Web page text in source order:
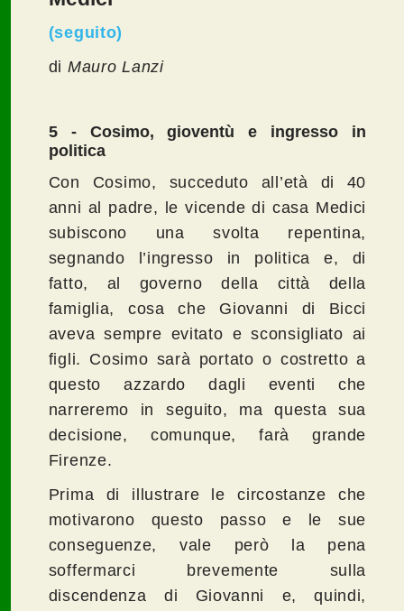
(seguito)
di Mauro Lanzi
5 - Cosimo, gioventù e ingresso in
politica
Con Cosimo, succeduto all’età di 40
anni al padre, le vicende di casa Medici
subiscono una svolta repentina,
segnando l’ingresso in politica e, di
fatto, al governo della città della
famiglia, cosa che Giovanni di Bicci
aveva sempre evitato e sconsigliato ai
figli. Cosimo sarà portato o costretto a
questo azzardo dagli eventi che
narreremo in seguito, ma questa sua
decisione, comunque, farà grande
Firenze.
Prima di illustrare le circostanze che
motivarono questo passo e le sue
conseguenze, vale però la pena
soffermarci brevemente sulla
discendenza di Giovanni e, quindi,